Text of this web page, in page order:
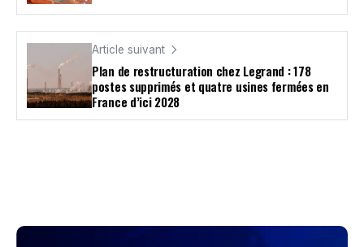
Article suivant
Plan de restructuration chez Legrand : 178
postes supprimés et quatre usines fermées en
France d’ici 2028